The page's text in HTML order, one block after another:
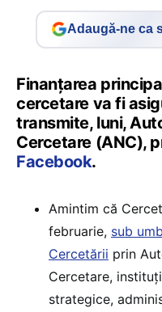
Adaugă-ne ca
Finanțarea
cercetare va fi
transmite, luni,
Cercetare (ANC),
Facebook.
Amintim că
februarie, sub
Cercetării prin
Cercetare,
strategice,